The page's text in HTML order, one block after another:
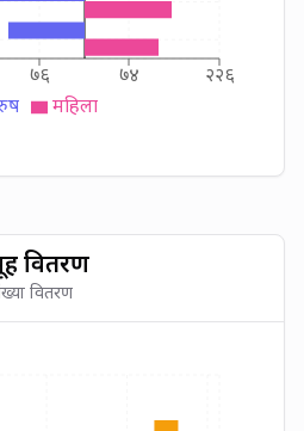
७६ ७४ २२६
महिला
वितरण
वितरण